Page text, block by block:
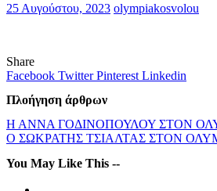
25 Αυγούστου, 2023 olympiakosvolou
Share
Facebook TwitterPinterest Linkedin
Πλοήγηση άρθρων
Η ΑΝΝΑ ΓΟΔΙΝΟΠΟΥΛΟΥ ΣΤΟΝ
O ΣΩΚΡΑΤΗΣ ΤΣΙΑΛΤΑΣ ΣΤΟΝ
You May Like This --